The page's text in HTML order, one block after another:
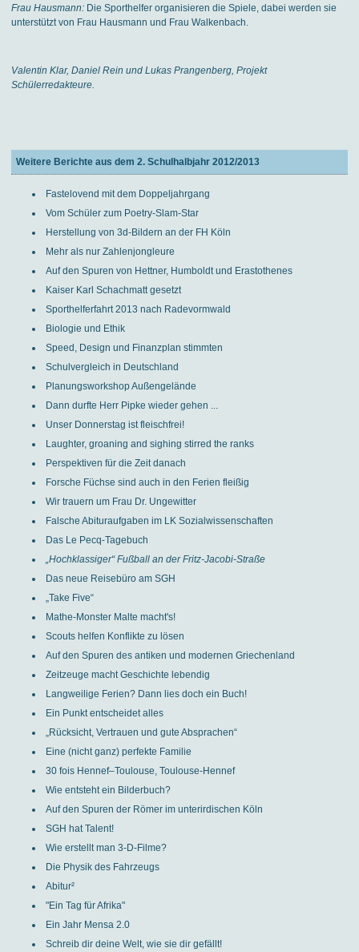
Frau Hausmann: Die Sporthelfer organisieren die Spiele, dabei werden sie
unterstützt von Frau Hausmann und Frau Walkenbach.
Valentin Klar, Daniel Rein und Lukas Prangenberg, Projekt
Schülerredakteure.
Weitere Berichte aus dem 2. Schulhalbjahr 2012/2013
Fastelovend mit dem Doppeljahrgang
Vom Schüler zum Poetry-Slam-Star
Herstellung von 3d-Bildern an der FH Köln
Mehr als nur Zahlenjongleure
Auf den Spuren von Hettner, Humboldt und Erastothenes
Kaiser Karl Schachmatt gesetzt
Sporthelferfahrt 2013 nach Radevormwald
Biologie und Ethik
Speed, Design und Finanzplan stimmten
Schulvergleich in Deutschland
Planungsworkshop Außengelände
Dann durfte Herr Pipke wieder gehen ...
Unser Donnerstag ist fleischfrei!
Laughter, groaning and sighing stirred the ranks
Perspektiven für die Zeit danach
Forsche Füchse sind auch in den Ferien fleißig
Wir trauern um Frau Dr. Ungewitter
Falsche Abituraufgaben im LK Sozialwissenschaften
Das Le Pecq-Tagebuch
„Hochklassiger“ Fußball an der Fritz-Jacobi-Straße
Das neue Reisebüro am SGH
„Take Five“
Mathe-Monster Malte macht's!
Scouts helfen Konflikte zu lösen
Auf den Spuren des antiken und modernen Griechenland
Zeitzeuge macht Geschichte lebendig
Langweilige Ferien? Dann lies doch ein Buch!
Ein Punkt entscheidet alles
„Rücksicht, Vertrauen und gute Absprachen“
Eine (nicht ganz) perfekte Familie
30 fois Hennef–Toulouse, Toulouse-Hennef
Wie entsteht ein Bilderbuch?
Auf den Spuren der Römer im unterirdischen Köln
SGH hat Talent!
Wie erstellt man 3-D-Filme?
Die Physik des Fahrzeugs
Abitur²
"Ein Tag für Afrika"
Ein Jahr Mensa 2.0
Schreib dir deine Welt, wie sie dir gefällt!